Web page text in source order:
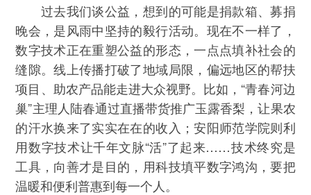
过去我们谈公益，想到的可能是捐款箱、募捐
晚会，是风雨中坚持的毅行活动。现在不一样了，
数字技术正在重塑公益的形态，一点点填补社会的
缝隙。线上传播打破了地域局限，偏远地区的帮扶
项目、助农产品能走进大众视野。比如，“青春河边
巢”主理人陆春通过直播带货推广玉露香梨，让果农
的汗水换来了实实在在的收入；安阳师范学院则利
用数字技术让千年文脉“活”了起来……技术终究是
工具，向善才是目的，用科技填平数字鸿沟，要把
温暖和便利普惠到每一个人。